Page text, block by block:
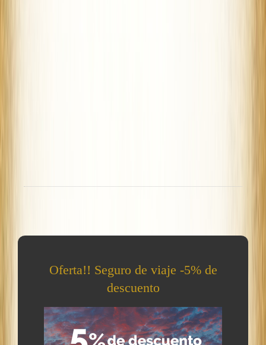
Oferta!! Seguro de viaje -5% de
descuento